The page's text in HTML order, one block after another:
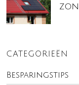
CATEGORIEËN
Besparingstips